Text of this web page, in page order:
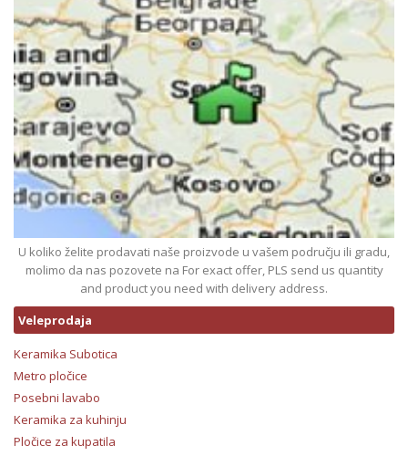
U koliko želite prodavati naše proizvode u vašem području ili gradu,
molimo da nas pozovete na For exact offer, PLS send us quantity
and product you need with delivery address.
Veleprodaja
Keramika Subotica
Metro pločice
Posebni lavabo
Keramika za kuhinju
Pločice za kupatila